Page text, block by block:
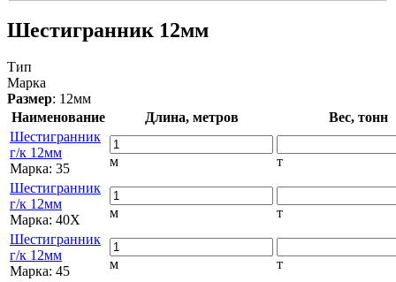
Шестигранник 12мм
Тип
Марка
Размер: 12мм
Наименование
Длина, метров
Вес, тонн
Шестигранник
г/к 12мм
Марка: 35 м
т
Шестигранник
г/к 12мм
Марка: 40Х м
т
Шестигранник
г/к 12мм
Марка: 45 м
т